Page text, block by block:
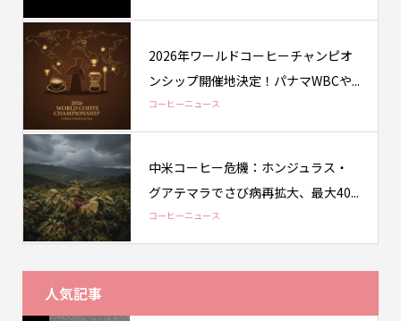
2026年ワールドコーヒーチャンピオ
ンシップ開催地決定！パナマWBCや...
コーヒーニュース
中米コーヒー危機：ホンジュラス・
グアテマラでさび病再拡大、最大40...
コーヒーニュース
人気記事